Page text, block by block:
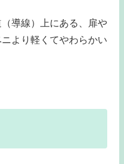
導線）上にある、扉や
より軽くてやわらかい